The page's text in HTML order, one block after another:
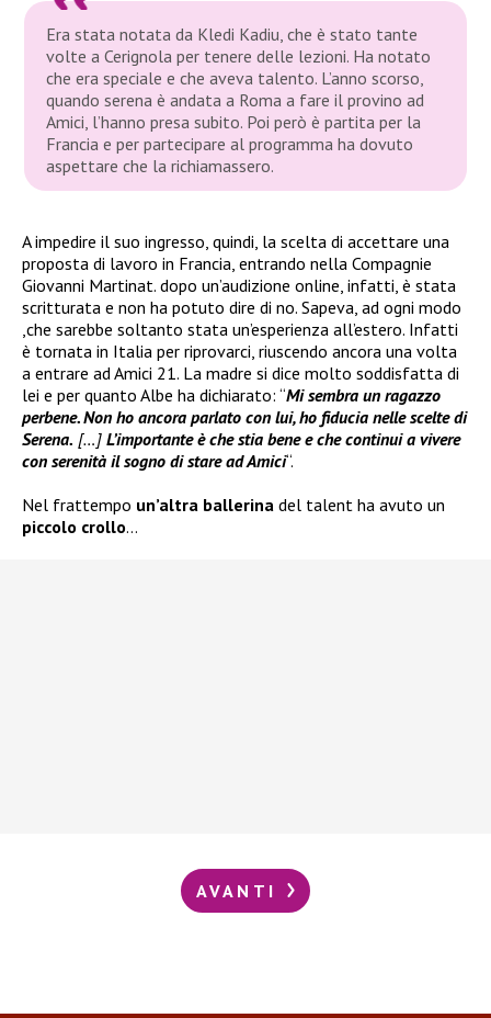
Era stata notata da Kledi Kadiu, che è stato tante
volte a Cerignola per tenere delle lezioni. Ha notato
che era speciale e che aveva talento. L’anno scorso,
quando serena è andata a Roma a fare il provino ad
Amici, l’hanno presa subito. Poi però è partita per la
Francia e per partecipare al programma ha dovuto
aspettare che la richiamassero.
A impedire il suo ingresso, quindi, la scelta di accettare una
proposta di lavoro in Francia, entrando nella Compagnie
Giovanni Martinat. dopo un’audizione online, infatti, è stata
scritturata e non ha potuto dire di no. Sapeva, ad ogni modo
,che sarebbe soltanto stata un’esperienza all’estero. Infatti
è tornata in Italia per riprovarci, riuscendo ancora una volta
a entrare ad Amici 21. La madre si dice molto soddisfatta di
lei e per quanto Albe ha dichiarato: “Mi sembra un ragazzo
perbene. Non ho ancora parlato con lui, ho fiducia nelle scelte di
Serena. […] L’importante è che stia bene e che continui a vivere
con serenità il sogno di stare ad Amici“.
Nel frattempo un’altra ballerina del talent ha avuto un
piccolo crollo…
AVANTI